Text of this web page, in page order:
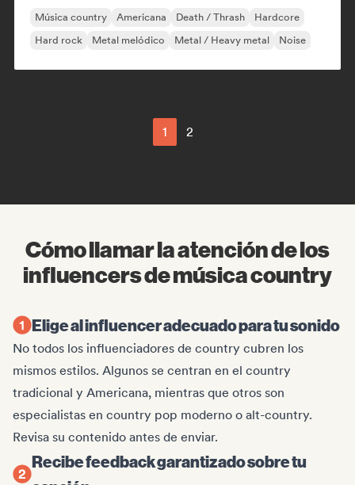
Música country Americana Death / Thrash
Hardcore
Hard rock
Metal melódico Metal / Heavy metal Noise
1 2
Cómo llamar la atención de los
influencers de música country
Elige al influencer adecuado para tu sonido
No todos los influenciadores de country cubren los
mismos estilos. Algunos se centran en el country
tradicional y Americana, mientras que otros son
especialistas en country pop moderno o alt-country.
Revisa su contenido antes de enviar.
Recibe feedback garantizado sobre tu